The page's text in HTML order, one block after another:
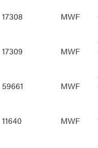
17308 MWF
17309 MWF
59661 MWF
11640 MWF